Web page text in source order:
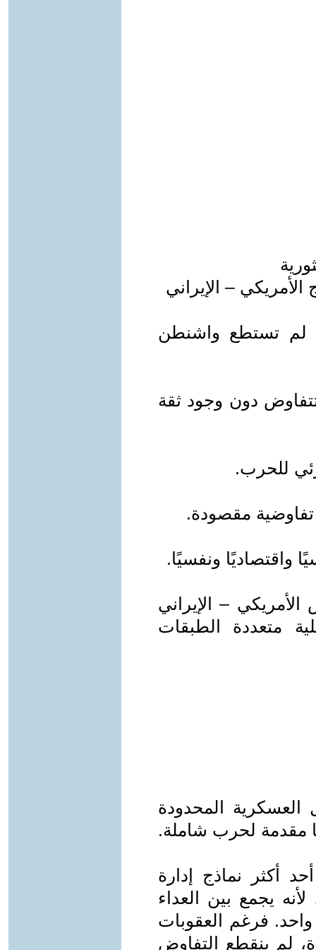
– الإيراني
لم تستطع واشنطن
دون وجود ثقة
للحرب.
مقصودة.
واقتصاديًا ونفسيًا.
– الإيراني
متعددة الطبقات
العسكرية المحدودة
مقدمة لحرب شاملة.
أكثر نماذج إدارة
يجمع بين العداء
واحد. فرغم العقوبات
لم ينقطع التفاوض